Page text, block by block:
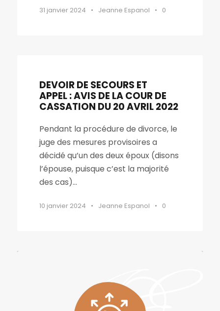
31 janvier 2024 • Jeanne Espanol • 0
DEVOIR DE SECOURS ET
APPEL : AVIS DE LA COUR DE
CASSATION DU 20 AVRIL 2022
Pendant la procédure de divorce, le
juge des mesures provisoires a
décidé qu’un des deux époux (disons
l’épouse, puisque c’est la majorité
des cas)...
10 janvier 2024 • Jeanne Espanol • 0